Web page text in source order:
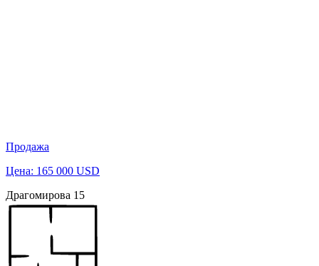
Продажа
Цена: 165 000 USD
Драгомирова 15